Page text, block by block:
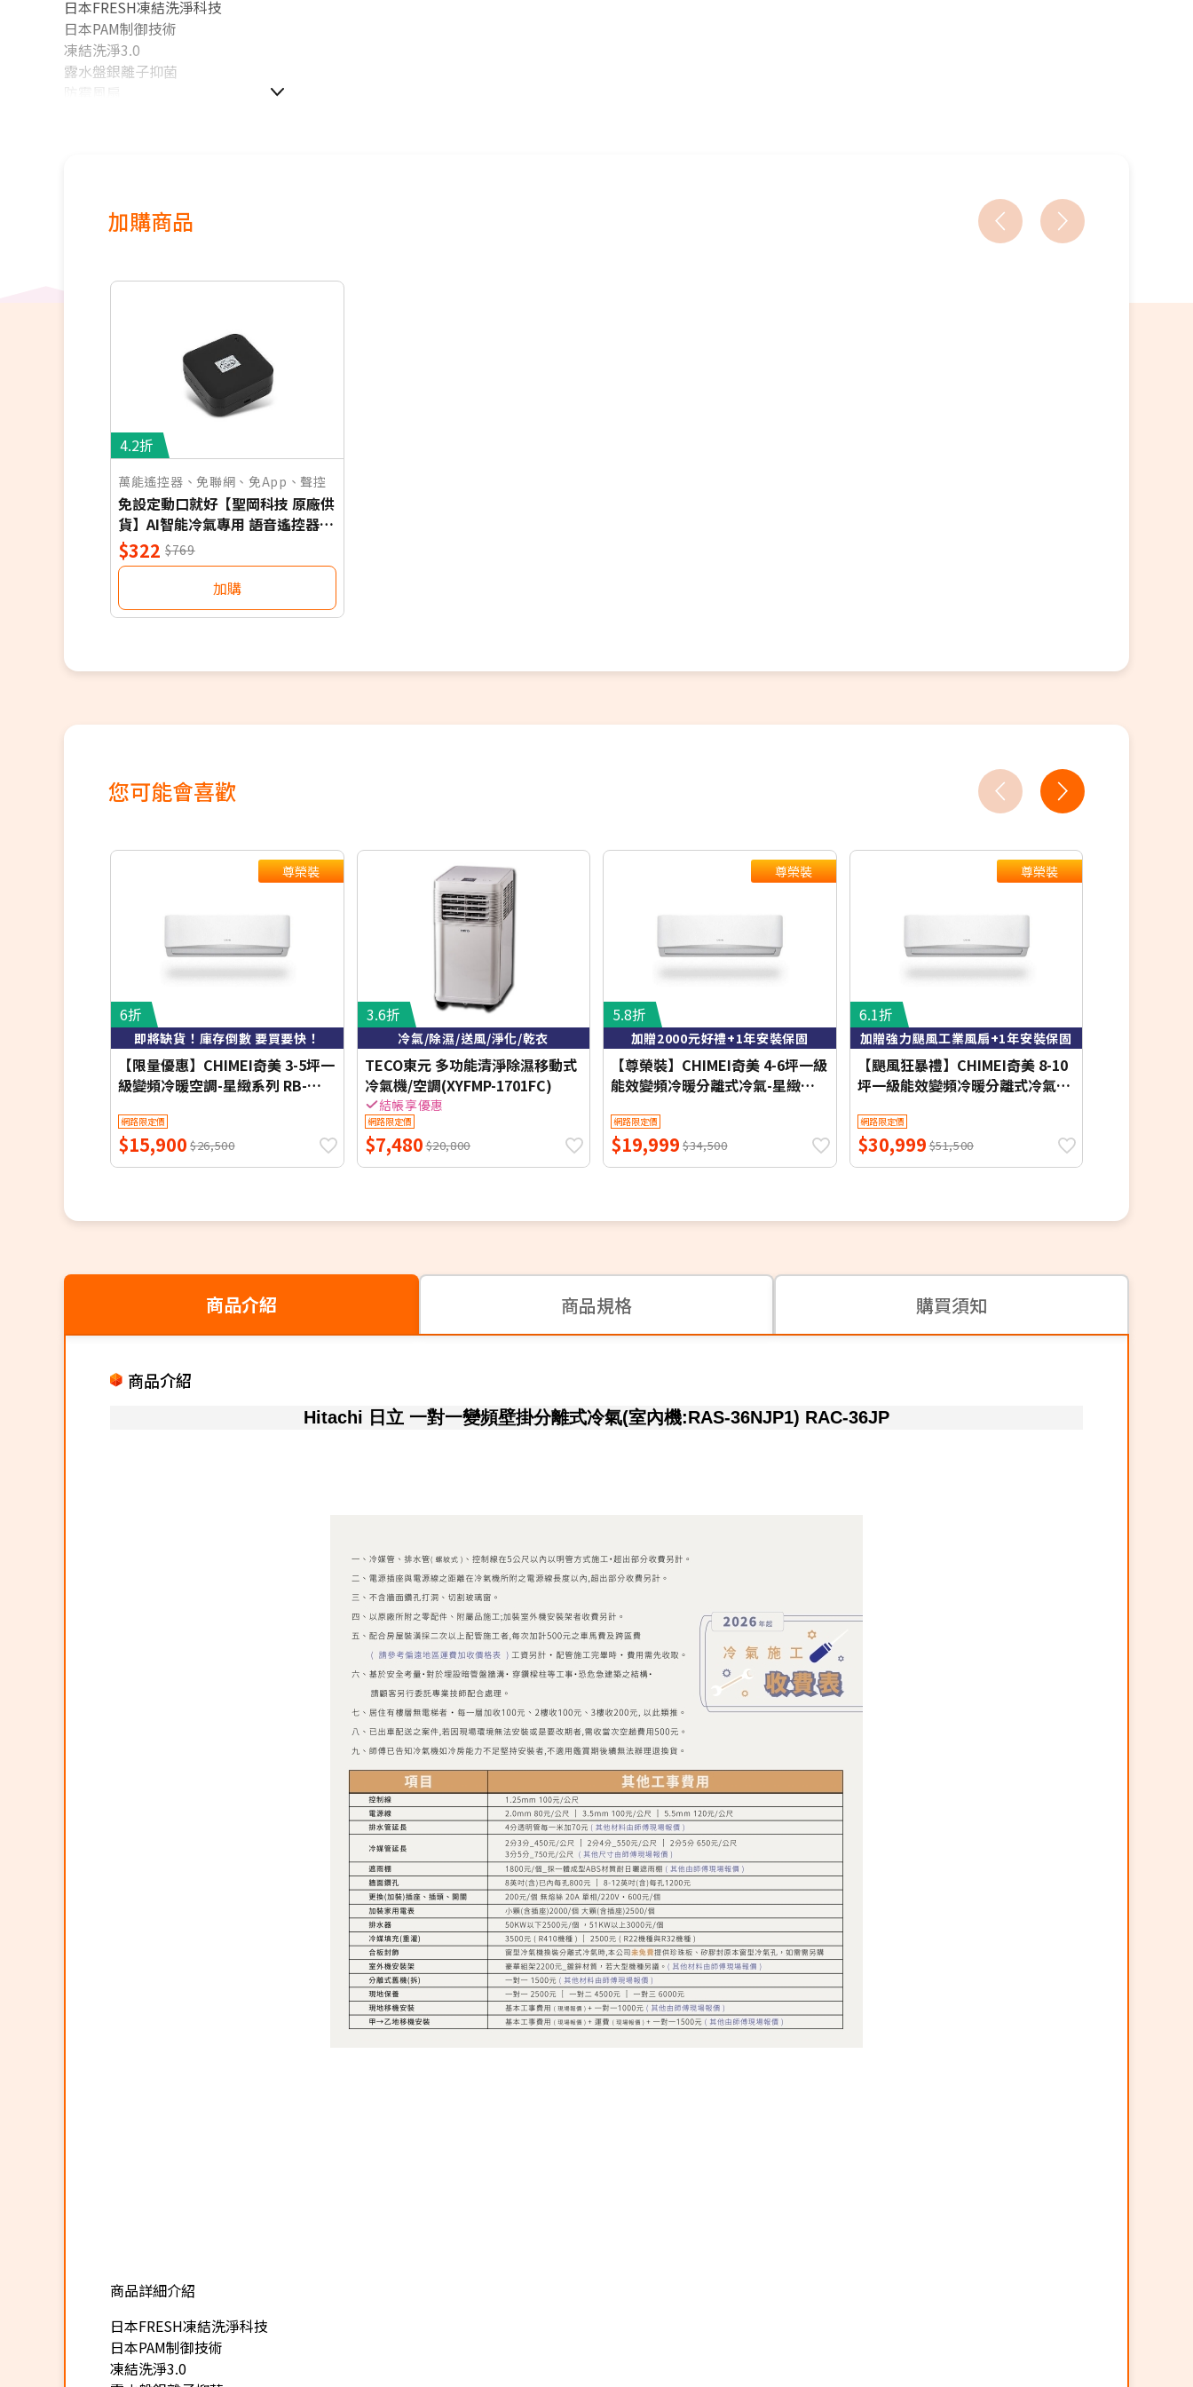
日本FRESH凍結洗淨科技
日本PAM制御技術
凍結洗淨3.0
露水盤銀離子抑菌
加購商品
4.2折
萬能遙控器、免聯網、免App、聲控
免設定動口就好【聖岡科技 原廠供
貨】AI智能冷氣專用 語音遙控器
保固一年 適用對應廠牌 NB
$322 $769
加購
您可能會喜歡
尊榮裝
6折
即將缺貨！庫存倒數 要買要快！
【限量優惠】CHIMEI奇美 3-5坪一
級變頻冷暖空調-星緻系列 RB-
安裝+舊機回收】【加贈2000元好
禮+1年安裝保固】
網路限定價
$15,900 $26,500
3.6折
冷氣/除濕/送風/淨化/乾衣
TECO東元 多功能清淨除濕移動式
冷氣機/空調(XYFMP-1701FC)
結帳享優惠
網路限定價
$7,480$20,800
尊榮裝
5.8折
加贈2000元好禮+1年安裝保固
【尊榮裝】CHIMEI奇美 4-6坪一級
能效變頻冷暖分離式冷氣-星緻系
S37HG1【含基本安裝+舊機回
收】【加贈2000元好禮+1年安裝
保固】
網路限定價
$19,999 $34,500
尊榮裝
6.1折
加贈強力颶風工業風扇+1年安裝保固
【颶風狂暴禮】CHIMEI奇美 8-10
坪一級能效變頻冷暖分離式冷氣-
S65HG1-1【含基本安裝+舊機回
收】【加贈2000元好禮+1年安裝
保固】
網路限定價
$30,999$51,500
商品介紹 商品規格 購買須知
商品介紹
Hitachi 日立 一對一變頻壁掛分離式冷氣(室內機:RAS-36NJP1) RAC-36JP
商品詳細介紹
日本FRESH凍結洗淨科技
日本PAM制御技術
凍結洗淨3.0